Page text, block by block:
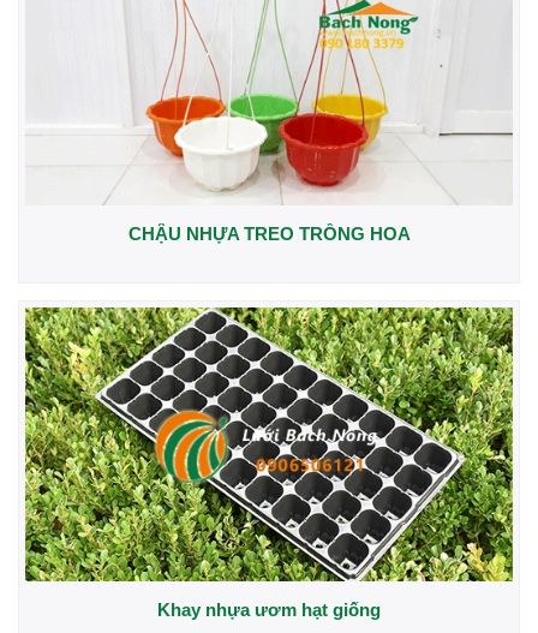
CHẬU NHỰA TREO TRỒNG HOA
Khay nhựa ươm hạt giống